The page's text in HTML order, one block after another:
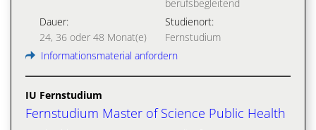
berufsbegleitend
Dauer:
24, 36 oder 48 Monat(e)
Studienort:
Fernstudium
Informationsmaterial anfordern
IU Fernstudium
Fernstudium Master of Science Public Health